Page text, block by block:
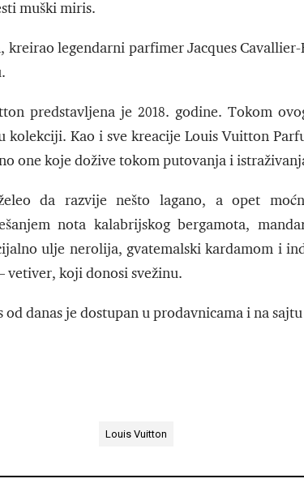
muški miris.
kreirao legendarni parfimer Jacques
predstavljena je 2018. godine. Tokom
kolekciji. Kao i sve kreacije Louis Vuitton
one koje dožive tokom putovanja i
da razvije nešto lagano, a opet
nota kalabrijskog bergamota,
ulje nerolija, gvatemalski kardamom i
vetiver, koji donosi svežinu.
danas je dostupan u prodavnicama i na
Louis Vuitton